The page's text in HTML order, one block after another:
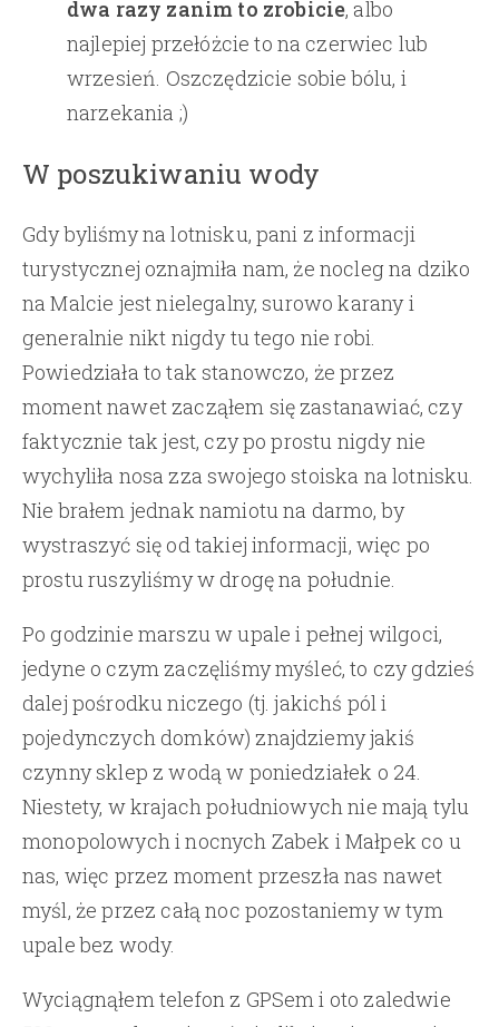
dwa razy zanim to zrobicie, albo
najlepiej przełóżcie to na czerwiec lub
wrzesień. Oszczędzicie sobie bólu, i
narzekania ;)
W poszukiwaniu wody
Gdy byliśmy na lotnisku, pani z informacji
turystycznej oznajmiła nam, że nocleg na dziko
na Malcie jest nielegalny, surowo karany i
generalnie nikt nigdy tu tego nie robi.
Powiedziała to tak stanowczo, że przez
moment nawet zacząłem się zastanawiać, czy
faktycznie tak jest, czy po prostu nigdy nie
wychyliła nosa zza swojego stoiska na lotnisku.
Nie brałem jednak namiotu na darmo, by
wystraszyć się od takiej informacji, więc po
prostu ruszyliśmy w drogę na południe.
Po godzinie marszu w upale i pełnej wilgoci,
jedyne o czym zaczęliśmy myśleć, to czy gdzieś
dalej pośrodku niczego (tj. jakichś pól i
pojedynczych domków) znajdziemy jakiś
czynny sklep z wodą w poniedziałek o 24.
Niestety, w krajach południowych nie mają tylu
monopolowych i nocnych Zabek i Małpek co u
nas, więc przez moment przeszła nas nawet
myśl, że przez całą noc pozostaniemy w tym
upale bez wody.
Wyciągnąłem telefon z GPSem i oto zaledwie